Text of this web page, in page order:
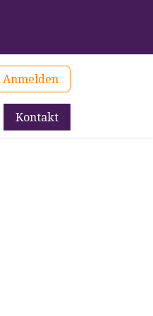
Anmelden
Mieten
Kontakt